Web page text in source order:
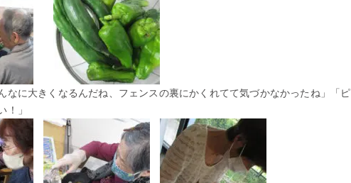
なに大きくなるんだね、フェンスの裏にかくれてて気づかなかったね」「ピ
！」